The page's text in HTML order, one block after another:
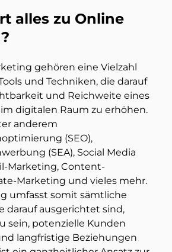
alles zu Online
gehören eine Vielzahl
und Techniken, die darauf
und Reichweite eines
digitalen Raum zu erhöhen.
anderem
(SEO),
(SEA), Social Media
Marketing, Content-
Marketing und vieles mehr.
umfasst somit sämtliche
darauf ausgerichtet sind,
sein, potenzielle Kunden
langfristige Beziehungen